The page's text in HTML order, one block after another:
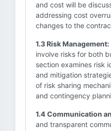
and cost will be
addressing cost
changes to the
1.3 Risk Management:
involve risks for both
section examines risk
and mitigation
of risk sharing
and contingency
1.4 Communication
and transparent